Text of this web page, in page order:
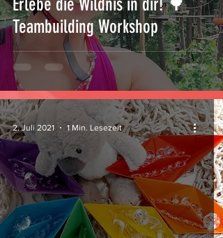
Erlebe die Wildnis in dir! 🌳
Teambuilding Workshop
2. Juli 2021 1 Min. Lesezeit